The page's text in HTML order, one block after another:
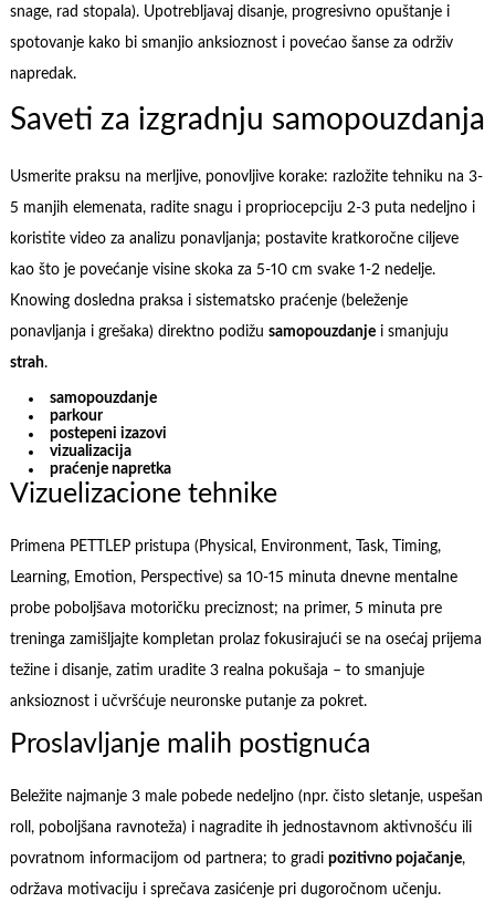
snage, rad stopala). Upotrebljavaj disanje, progresivno opuštanje i
spotovanje kako bi smanjio anksioznost i povećao šanse za održiv
napredak.
Saveti za izgradnju samopouzdanja
Usmerite praksu na merljive, ponovljive korake: razložite tehniku na 3-
5 manjih elemenata, radite snagu i propriocepciju 2-3 puta nedeljno i
koristite video za analizu ponavljanja; postavite kratkoročne ciljeve
kao što je povećanje visine skoka za 5-10 cm svake 1-2 nedelje.
Knowing dosledna praksa i sistematsko praćenje (beleženje
ponavljanja i grešaka) direktno podižu samopouzdanjei smanjuju
strah.
samopouzdanje
parkour
postepeni izazovi
vizualizacija
praćenje napretka
Vizuelizacione tehnike
Primena PETTLEP pristupa (Physical, Environment, Task, Timing,
Learning, Emotion, Perspective) sa 10-15 minuta dnevne mentalne
probe poboljšava motoričku preciznost; na primer, 5 minuta pre
treninga zamišljajte kompletan prolaz fokusirajući se na osećaj prijema
težine i disanje, zatim uradite 3 realna pokušaja – to smanjuje
anksioznost i učvršćuje neuronske putanje za pokret.
Proslavljanje malih postignuća
Beležite najmanje 3 male pobede nedeljno (npr. čisto sletanje, uspešan
roll, poboljšana ravnoteža) i nagradite ih jednostavnom aktivnošću ili
povratnom informacijom od partnera; to gradi pozitivno pojačanje,
održava motivaciju i sprečava zasićenje pri dugoročnom učenju.